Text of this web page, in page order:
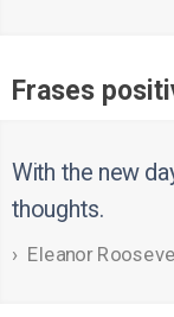
Frases
With the new
thoughts.
Eleanor